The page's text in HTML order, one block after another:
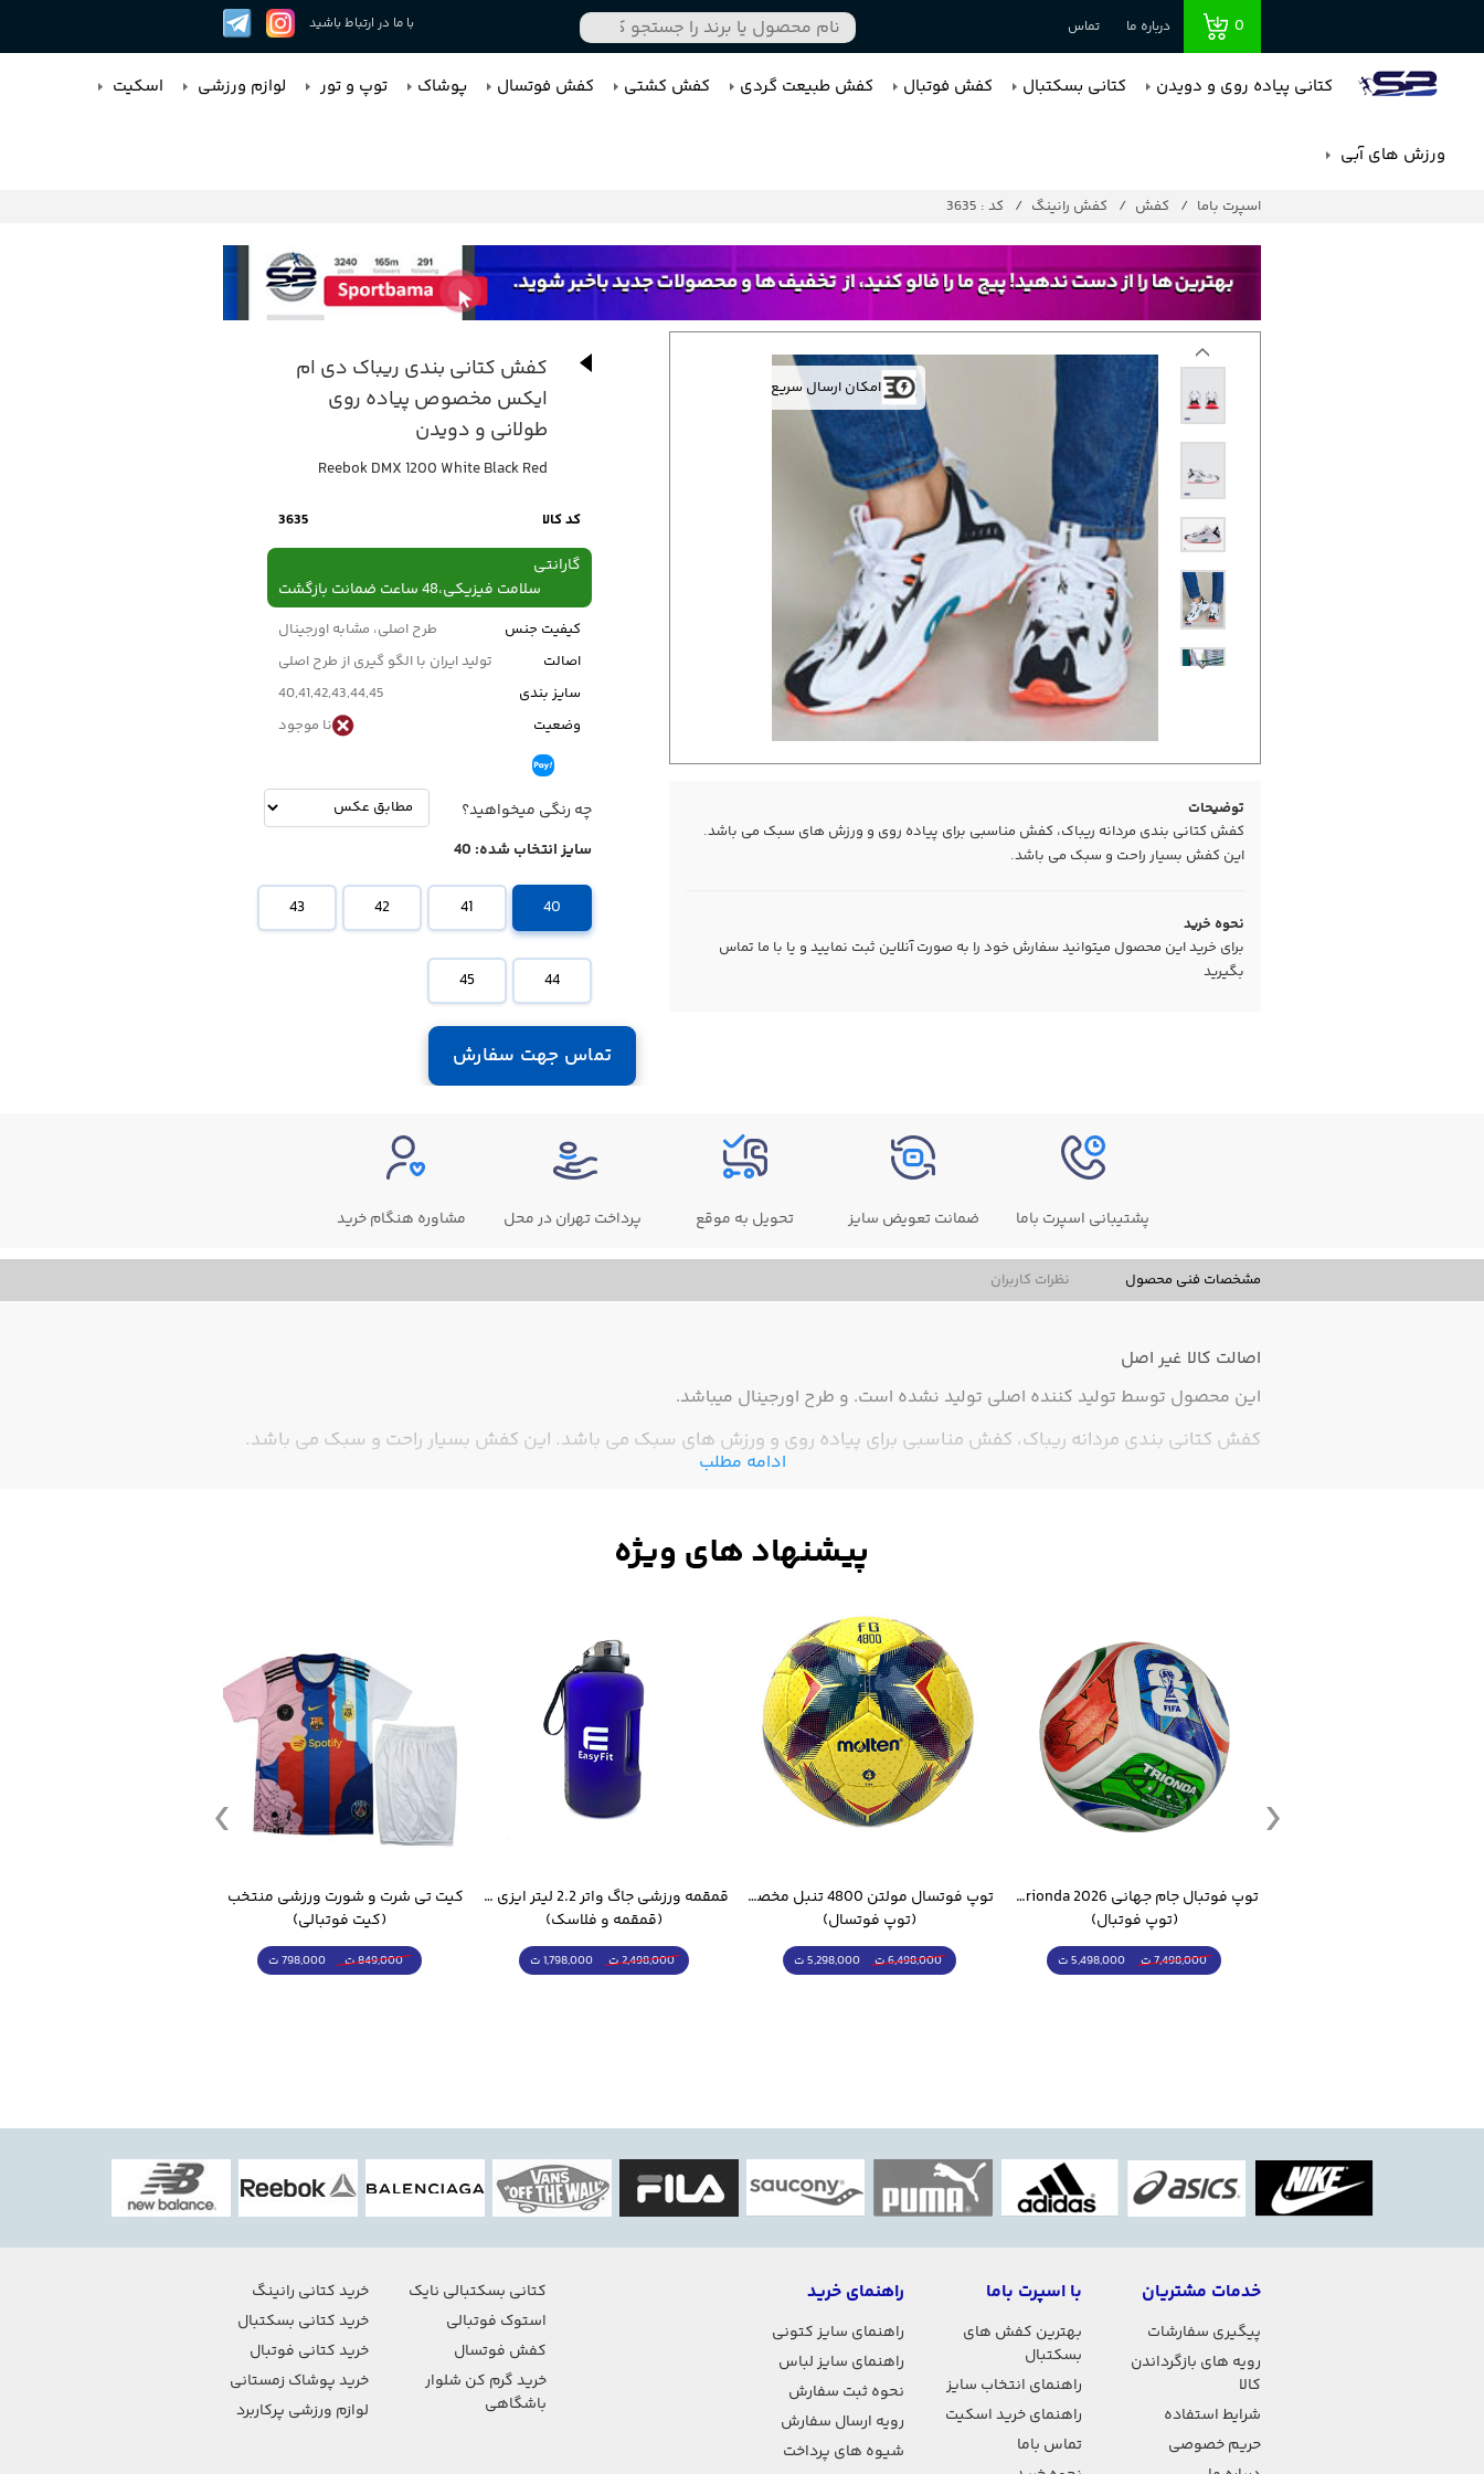
0 درباره ما تماس با ما در ارتباط باشید
کتانی پیاده روی و دویدن کتانی بسکتبال کفش فوتبال کفش طبیعت گردی کفش کشتی کفش فوتسال پوشاک توپ و تور لوازم ورزشی اسکیت
ورزش های آبی
اسپرت باما کفش کفش رانینگ کد : 3635
امکان ارسال سریع
توضیحات
کفش کتانی بندی مردانه ریباک، کفش مناسبی برای پیاده روی و ورزش های سبک می باشد.
این کفش بسیار راحت و سبک می باشد.
نحوه خرید
برای خرید این محصول میتوانید سفارش خود را به صورت آنلاین ثبت نمایید و یا با ما تماس
بگیرید
کفش کتانی بندی ریباک دی ام
ایکس مخصوص پیاده روی
طولانی و دویدن
Reebok DMX 1200 White Black Red
کد کالا 3635
گارانتی
سلامت فیزیکی،48 ساعت ضمانت بازگشت
کیفیت جنس
طرح اصلی، مشابه اورجینال
اصالت
تولید ایران با الگو گیری از طرح اصلی
سایز بندی
40,41,42,43,44,45
وضعیت
نا موجود
چه رنگی میخواهید؟
سایز انتخاب شده: 40
40
41
42
43
44
45
تماس جهت سفارش
پشتیبانی اسپرت باما ضمانت تعویض سایز تحویل به موقع پرداخت تهران در محل مشاوره هنگام خرید
مشخصات فنی محصول نظرات کاربران
اصالت کالا غیر اصل
این محصول توسط تولید کننده اصلی تولید نشده است. و طرح اورجینال میباشد.
کفش کتانی بندی مردانه ریباک، کفش مناسبی برای پیاده روی و ورزش های سبک می باشد. این کفش بسیار راحت و سبک می باشد.
ادامه مطلب
توپ فوتبال جام جهانی 2026 Trionda مشابه اورجینال
(توپ فوتبال)
7,498,000 ت 5,498,000 ت
توپ فوتسال مولتن 4800 تنبل مخصوص سالن
(توپ فوتسال)
6,498,000 ت 5,298,000 ت
قمقمه ورزشی جاگ واتر 2.2 لیتر ایزی فیت
(قمقمه و فلاسک)
2,498,000 ت 1,798,000 ت
(کیت فوتبالی)
849,000 ت 798,000 ت
خدمات مشتریان
پیگیری سفارشات
رویه های بازگرداندن
کالا
شرایط استفاده
حریم خصوصی
با اسپرت باما
بهترین کفش های
بسکتبال
راهنمای انتخاب سایز
راهنمای خرید اسکیت
تماس باما
راهنمای خرید
راهنمای سایز کتونی
راهنمای سایز لباس
نحوه ثبت سفارش
رویه ارسال سفارش
شیوه های پرداخت
کتانی بسکتبالی نایک
استوک فوتبالی
کفش فوتسال
خرید گرم کن شلوار
باشگاهی
خرید کتانی رانینگ
خرید کتانی بسکتبال
خرید کتانی فوتبال
خرید پوشاک زمستانی
لوازم ورزشی پرکاربرد